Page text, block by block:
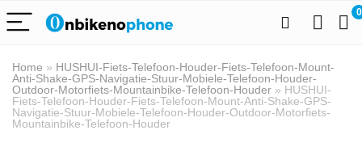
0
Home » HUSHUI-Fiets-Telefoon-Houder-Fiets-Telefoon-Mount-
Anti-Shake-GPS-Navigatie-Stuur-Mobiele-Telefoon-Houder-
Outdoor-Motorfiets-Mountainbike-Telefoon-Houder » HUSHUI-
Fiets-Telefoon-Houder-Fiets-Telefoon-Mount-Anti-Shake-GPS-
Navigatie-Stuur-Mobiele-Telefoon-Houder-Outdoor-Motorfiets-
Mountainbike-Telefoon-Houder